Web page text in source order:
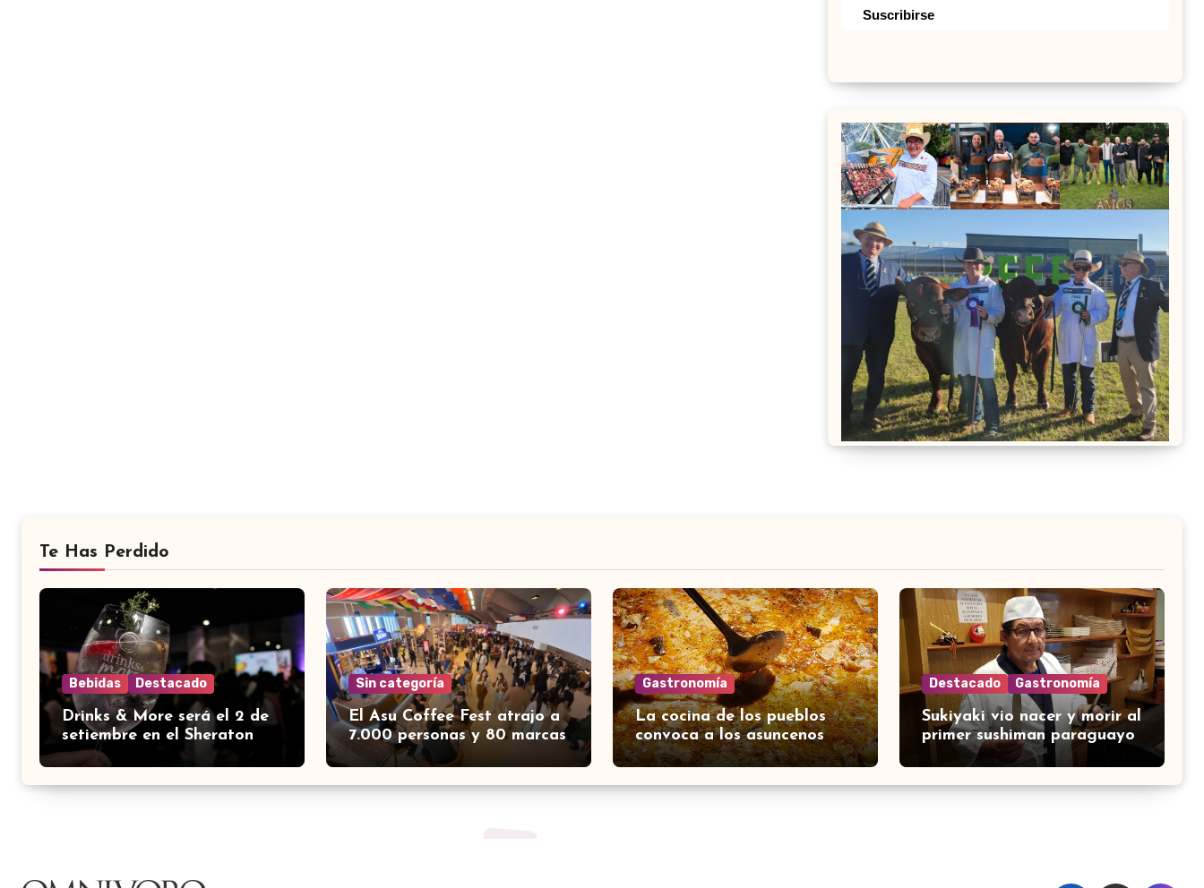
Te Has Perdido
Bebidas Destacado
Drinks & More será el 2 de
setiembre en el Sheraton
Sin categoría
El Asu Coffee Fest atrajo a
7.000 personas y 80 marcas
Gastronomía
La cocina de los pueblos
convoca a los asuncenos
Destacado Gastronomía
Sukiyaki vio nacer y morir al
primer sushiman paraguayo